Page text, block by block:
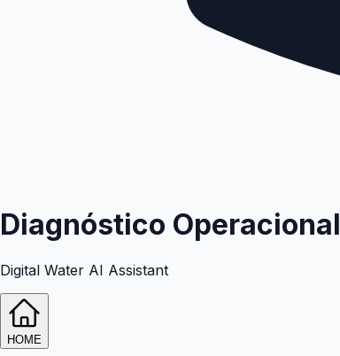
Diagnóstico Operacional
Digital Water AI Assistant
HOME